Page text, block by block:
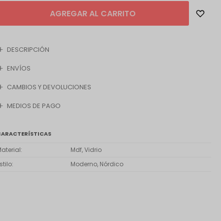
AGREGAR AL CARRITO
DESCRIPCIÓN
ENVÍOS
CAMBIOS Y DEVOLUCIONES
MEDIOS DE PAGO
Mdf, Vidrio
Moderno, Nórdico